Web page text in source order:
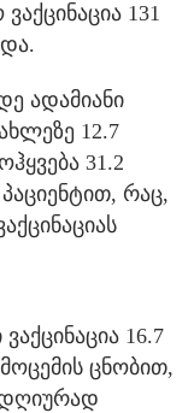
131
ადამიანი
12.7
31.2
რაც,
16.7
ცნობით,